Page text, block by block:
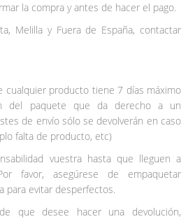
la compra y antes de hacer el pago.
Melilla y Fuera de España, contactar
cualquier producto tiene 7 días máximo
del paquete que da derecho a un
de envío sólo se devolverán en caso
falta de producto, etc)
vuestra hasta que lleguen a
favor, asegúrese de empaquetar
para evitar desperfectos.
que desee hacer una devolución,